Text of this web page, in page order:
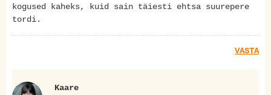
kogused kaheks, kuid sain täiesti ehtsa suurepere
tordi.
VASTA
Kaare